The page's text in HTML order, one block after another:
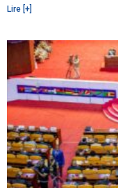
Lire [+]